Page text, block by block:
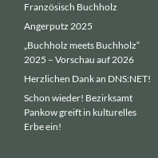
Französisch Buchholz
Angerputz 2025
„Buchholz meets Buchholz“
2025 – Vorschau auf 2026
Herzlichen Dank an DNS:NET!
Schon wieder! Bezirksamt
Pankow greift in kulturelles
Erbe ein!